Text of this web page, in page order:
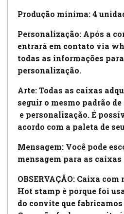
Produção mínima: 4
Personalização: Após a
entrará em contato via
todas as informações
personalização.
Arte:Todas as caixas
seguir o mesmo padrão
e personalização. É
acordo com a paleta de
Mensagem: Você pode
mensagem para as caixas
OBSERVAÇÃO: Caixa
Hot stamp é porque foi
do convite que